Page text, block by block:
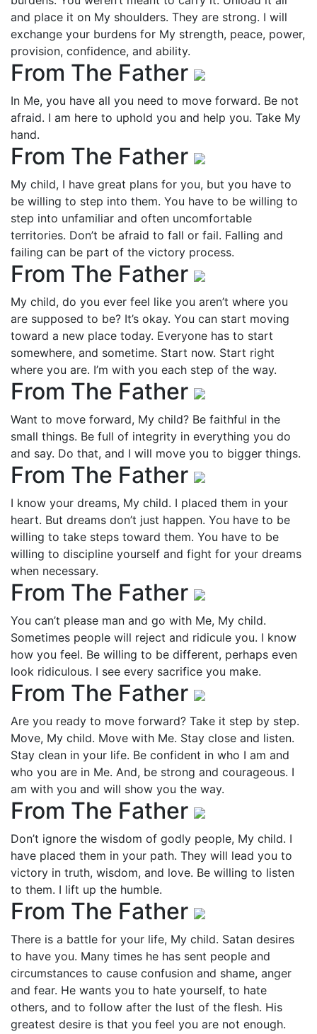
and place it on My shoulders. They are strong. I will
exchange your burdens for My strength, peace, power,
provision, confidence, and ability.
From The Father
In Me, you have all you need to move forward. Be not
afraid. I am here to uphold you and help you. Take My
hand.
From The Father
My child, I have great plans for you, but you have to
be willing to step into them. You have to be willing to
step into unfamiliar and often uncomfortable
territories. Don’t be afraid to fall or fail. Falling and
failing can be part of the victory process.
From The Father
My child, do you ever feel like you aren’t where you
are supposed to be? It’s okay. You can start moving
toward a new place today. Everyone has to start
somewhere, and sometime. Start now. Start right
where you are. I’m with you each step of the way.
From The Father
Want to move forward, My child? Be faithful in the
small things. Be full of integrity in everything you do
and say. Do that, and I will move you to bigger things.
From The Father
I know your dreams, My child. I placed them in your
heart. But dreams don’t just happen. You have to be
willing to take steps toward them. You have to be
willing to discipline yourself and fight for your dreams
when necessary.
From The Father
You can’t please man and go with Me, My child.
Sometimes people will reject and ridicule you. I know
how you feel. Be willing to be different, perhaps even
look ridiculous. I see every sacrifice you make.
From The Father
Are you ready to move forward? Take it step by step.
Move, My child. Move with Me. Stay close and listen.
Stay clean in your life. Be confident in who I am and
who you are in Me. And, be strong and courageous. I
am with you and will show you the way.
From The Father
Don’t ignore the wisdom of godly people, My child. I
have placed them in your path. They will lead you to
victory in truth, wisdom, and love. Be willing to listen
to them. I lift up the humble.
From The Father
There is a battle for your life, My child. Satan desires
to have you. Many times he has sent people and
circumstances to cause confusion and shame, anger
and fear. He wants you to hate yourself, to hate
others, and to follow after the lust of the flesh. His
greatest desire is that you feel you are not enough.